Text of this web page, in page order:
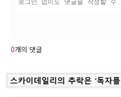
0개의 댓글